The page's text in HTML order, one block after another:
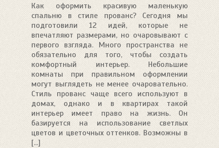
Как оформить красивую маленькую
спальню в стиле прованс? Сегодня мы
подготовили 12 идей, которые не
впечатляют размерами, но очаровывают с
первого взгляда. Много пространства не
обязательно для того, чтобы создать
комфортный интерьер. Небольшие
комнаты при правильном оформлении
могут выглядеть не менее очаровательно.
Стиль прованс чаще всего используют в
домах, однако и в квартирах такой
интерьер имеет право на жизнь. Он
базируется на использование светлых
цветов и цветочных оттенков. Возможны в
[...]